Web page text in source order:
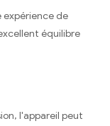
expérience de
équilibre
l'appareil peut